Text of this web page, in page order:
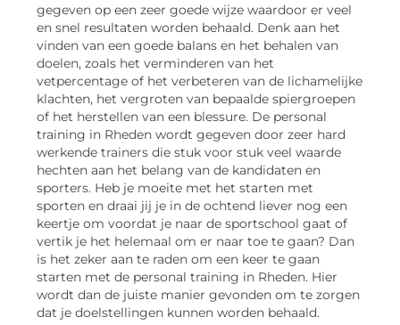
gegeven op een zeer goede wijze waardoor er veel
en snel resultaten worden behaald. Denk aan het
vinden van een goede balans en het behalen van
doelen, zoals het verminderen van het
vetpercentage of het verbeteren van de lichamelijke
klachten, het vergroten van bepaalde spiergroepen
of het herstellen van een blessure. De personal
training in Rheden wordt gegeven door zeer hard
werkende trainers die stuk voor stuk veel waarde
hechten aan het belang van de kandidaten en
sporters. Heb je moeite met het starten met
sporten en draai jij je in de ochtend liever nog een
keertje om voordat je naar de sportschool gaat of
vertik je het helemaal om er naar toe te gaan? Dan
is het zeker aan te raden om een keer te gaan
starten met de personal training in Rheden. Hier
wordt dan de juiste manier gevonden om te zorgen
dat je doelstellingen kunnen worden behaald.